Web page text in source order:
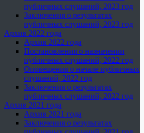
публичных слушаний, 2023 год
Заключения о результатах
публичных слушаний, 2023 год
Архив 2022 года
Архив 2022 года
Постановления о назначении
публичных слушаний, 2022 год
Оповещения о начале публичных
слушаний, 2022 год
Заключения о результатах
публичных слушаний, 2022 год
Архив 2021 года
Архив 2021 года
Заключения о результатах